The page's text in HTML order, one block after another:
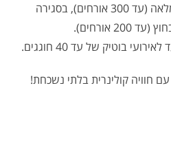
ניתן לקיים אירועים בסגירה מלאה (עד 300 אורחים), בסגירה
בוטיק של עד 40 חוגגים.
חוויה קולינרית בלתי נשכחת!